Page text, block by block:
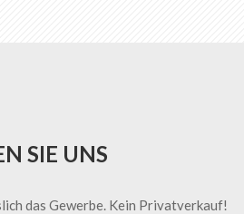
SIE UNS
das Gewerbe. Kein Privatverkauf!